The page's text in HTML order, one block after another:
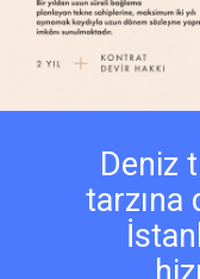
Deniz
tarzına